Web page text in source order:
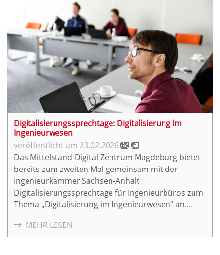
Digitalisierungssprechtage: Digitalisierung im
Ingenieurwesen
23.02.2026
Das Mittelstand-Digital Zentrum Magdeburg bietet
bereits zum zweiten Mal gemeinsam mit der
Ingenieurkammer Sachsen-Anhalt
Digitalisierungssprechtage für Ingenieurbüros zum
Thema „Digitalisierung im Ingenieurwesen“ an.
der Elbfabrik des Fraunhofer IFF.
MEHR LESEN